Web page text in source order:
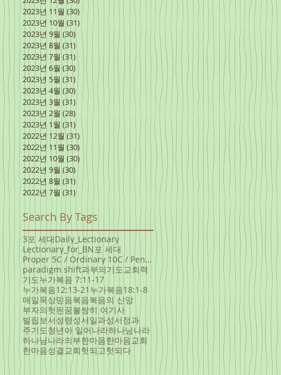
2023년 11월 (30) 게시물 30개
2023년 10월 (31)게시물 31개
2023년 9월 (30) 게시물 30개
2023년 8월 (31)게시물 31개
2023년 7월 (31)게시물 31개
2023년 6월 (30)
2023년 5월 (31)게시물 31개
2023년 4월 (30)게시물 30개
2023년 3월 (31) 게시물 31개
2023년 2월 (28) 게시물 28개
2023년 1월 (31) 게시물 31개
2022년 12월 (31) 게시물 31개
2022년 11월 (30) 게시물 30개
2022년 10월 (30) 게시물 30개
2022년 9월 (30)게시물 30개
2022년 8월 (31)게시물 31개
2022년 7월 (31)게시물 31개
Search By Tags
3포 세대Daily_Lectionary
Lectionary_for_BN포 세대
Proper 5C / Ordinary 10C / Pentecost +3 June 5, 20
paradigm shift과부의기도교회력
기도누가복음 7:11-17
누가복음12:13-21 누가복음18:1-8
매일묵상믿음복음복음의 신앙
부자의헛된꿈불쌍히 여기사
빌립보서성령성서일과성서정과
주기도청년아 일어나라하나님나라
하나님나라의부한마음한마음교회
한마음성결교회헛되고헛되다